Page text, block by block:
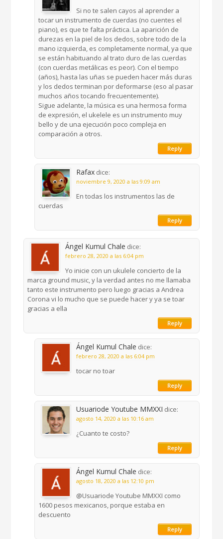
Si no te salen cayos al aprender a
tocar un instrumento de cuerdas (no cuentes el
piano), es que te falta práctica. La aparición de
durezas en la piel de los dedos, sobre todo de la
mano izquierda, es completamente normal, ya que
se están habituando al trato duro de las cuerdas
(con cuerdas metálicas es peor). Con el tiempo
(años), hasta las uñas se pueden hacer más duras
y los dedos terminan por deformarse (eso al pasar
muchos años tocando frecuentemente).
Sigue adelante, la música es una hermosa forma
de expresión, el ukelele es un instrumento muy
bello y de una ejecución poco compleja en
comparación a otros.
Reply
Rafax dice:
noviembre 9, 2020 a las 9:09 am
En todas los instrumentos las de
cuerdas
Reply
Ángel Kumul Chale dice:
febrero 28, 2020 a las 6:04 pm
Yo inicie con un ukulele concierto de la
marca ground music, y la verdad antes no me llamaba
tanto este instrumento pero luego gracias a Andrea
Corona vi lo mucho que se puede hacer y ya se toar
gracias a ella
Reply
Ángel Kumul Chale dice:
febrero 28, 2020 a las 6:04 pm
tocar no toar
Reply
Usuariode Youtube MMXXI dice:
agosto 14, 2020 a las 10:16 am
¿Cuanto te costo?
Reply
Ángel Kumul Chale dice:
agosto 18, 2020 a las 12:10 pm
@Usuariode Youtube MMXXI como
1600 pesos mexicanos, porque estaba en
descuento
Reply